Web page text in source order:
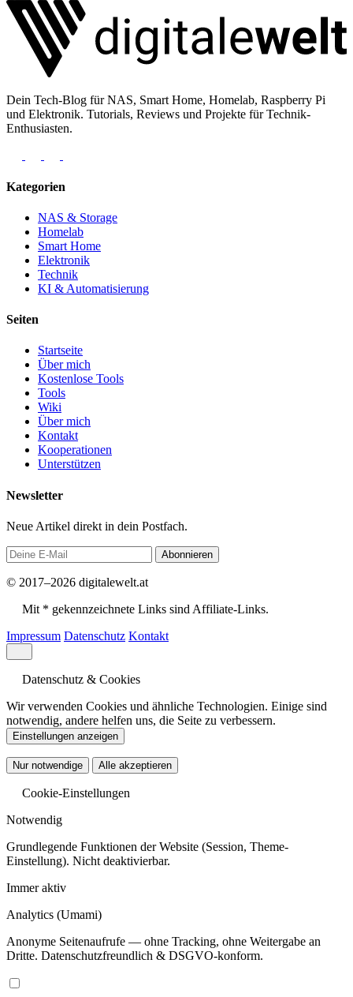
Dein Tech-Blog für NAS, Smart Home, Homelab, Raspberry Pi
und Elektronik. Tutorials, Reviews und Projekte für Technik-
Enthusiasten.
Kategorien
NAS & Storage
Homelab
Smart Home
Elektronik
Technik
KI & Automatisierung
Seiten
Startseite
Über mich
Kostenlose Tools
Tools
Wiki
Über mich
Kontakt
Kooperationen
Unterstützen
Newsletter
Neue Artikel direkt in dein Postfach.
Abonnieren
© 2017–2026 digitalewelt.at
Mit * gekennzeichnete Links sind Affiliate-Links.
Impressum Datenschutz Kontakt
Datenschutz & Cookies
Wir verwenden Cookies und ähnliche Technologien. Einige sind
notwendig, andere helfen uns, die Seite zu verbessern.
Einstellungen anzeigen
Nur notwendige Alle akzeptieren
Cookie-Einstellungen
Notwendig
Grundlegende Funktionen der Website (Session, Theme-
Einstellung). Nicht deaktivierbar.
Immer aktiv
Analytics (Umami)
Anonyme Seitenaufrufe — ohne Tracking, ohne Weitergabe an
Dritte. Datenschutzfreundlich & DSGVO-konform.